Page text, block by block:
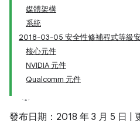
媒體架構
系統
2018-03-05 安全性修補程式等級
核心元件
NVIDIA 元件
Qualcomm 元件
發布日期：2018 年 3 月 5 日 |